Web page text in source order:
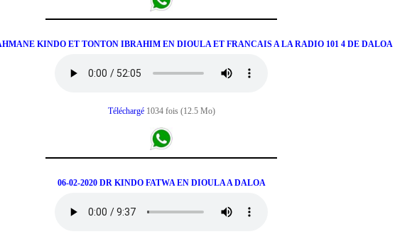
KINDO ET TONTON IBRAHIM EN DIOULA ET FRANCAIS A LA RADIO 101 4 DE DALOA
Téléchargé 1034 fois (12.5 Mo)
06-02-2020 DR KINDO FATWA EN DIOULA A DALOA